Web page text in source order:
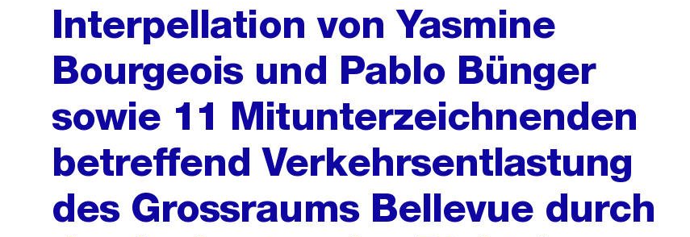
Interpellation von Yasmine
Bourgeois und Pablo Bünger
sowie 11 Mitunterzeichnenden
betreffend Verkehrsentlastung
des Grossraums Bellevue durch